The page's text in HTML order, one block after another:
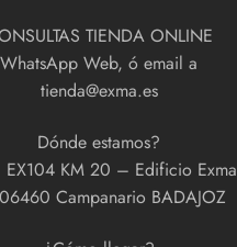
TIENDA ONLINE
WhatsApp Web, ó email a
tienda@exma.es
Dónde estamos?
EX104 KM 20 – Edificio Exma
Campanario BADAJOZ